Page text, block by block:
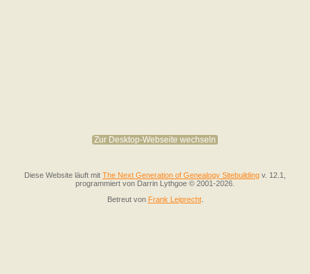
Zur Desktop-Webseite wechseln
Diese Website läuft mit The Next Generation of Genealogy Sitebuilding v. 12.1,
programmiert von Darrin Lythgoe © 2001-2026.
Betreut von Frank Leiprecht.